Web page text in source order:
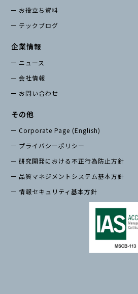
お役立ち資料
テックブログ
企業情報
ニュース
会社情報
お問い合わせ
その他
Corporate Page (English)
プライバシーポリシー
研究開発における不正行為防止方針
品質マネジメントシステム基本方針
情報セキュリティ基本方針